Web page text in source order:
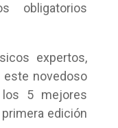
obligatorios
expertos,
este novedoso
los 5 mejores
edición